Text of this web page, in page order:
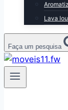
Lava
Faça um pesquisa